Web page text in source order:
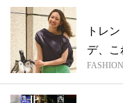
トレ
デ、こ
FASHION